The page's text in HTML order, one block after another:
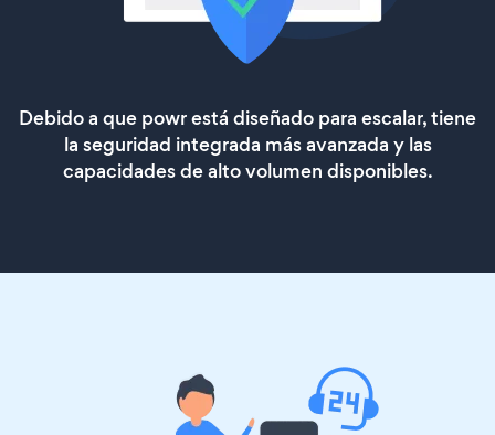
Debido a que powr está diseñado para escalar, tiene
la seguridad integrada más avanzada y las
capacidades de alto volumen disponibles.